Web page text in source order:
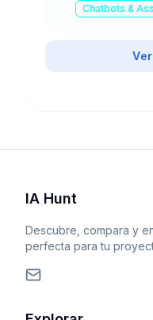
Chatbots &
IA Hunt
Descubre, compara y
perfecta para tu